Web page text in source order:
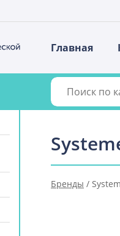
Главная
Бренды /